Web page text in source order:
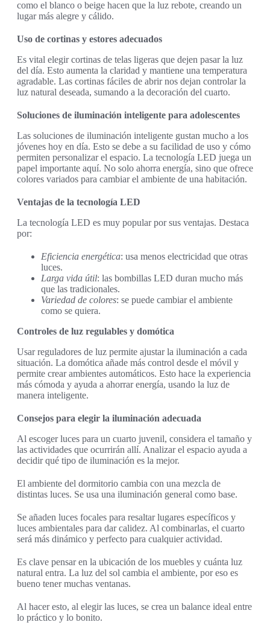
como el blanco o beige hacen que la luz rebote, creando un
lugar más alegre y cálido.
Uso de cortinas y estores adecuados
Es vital elegir cortinas de telas ligeras que dejen pasar la luz
del día. Esto aumenta la claridad y mantiene una temperatura
agradable. Las cortinas fáciles de abrir nos dejan controlar la
luz natural deseada, sumando a la decoración del cuarto.
Soluciones de iluminación inteligente para adolescentes
Las soluciones de iluminación inteligente gustan mucho a los
jóvenes hoy en día. Esto se debe a su facilidad de uso y cómo
permiten personalizar el espacio. La tecnología LED juega un
papel importante aquí. No solo ahorra energía, sino que ofrece
colores variados para cambiar el ambiente de una habitación.
Ventajas de la tecnología LED
La tecnología LED es muy popular por sus ventajas. Destaca
por:
Eficiencia energética: usa menos electricidad que otras
luces.
Larga vida útil: las bombillas LED duran mucho más
que las tradicionales.
Variedad de colores: se puede cambiar el ambiente
como se quiera.
Controles de luz regulables y domótica
Usar reguladores de luz permite ajustar la iluminación a cada
situación. La domótica añade más control desde el móvil y
permite crear ambientes automáticos. Esto hace la experiencia
más cómoda y ayuda a ahorrar energía, usando la luz de
manera inteligente.
Consejos para elegir la iluminación adecuada
Al escoger luces para un cuarto juvenil, considera el tamaño y
las actividades que ocurrirán allí. Analizar el espacio ayuda a
decidir qué tipo de iluminación es la mejor.
El ambiente del dormitorio cambia con una mezcla de
distintas luces. Se usa una iluminación general como base.
Se añaden luces focales para resaltar lugares específicos y
luces ambientales para dar calidez. Al combinarlas, el cuarto
será más dinámico y perfecto para cualquier actividad.
Es clave pensar en la ubicación de los muebles y cuánta luz
natural entra. La luz del sol cambia el ambiente, por eso es
bueno tener muchas ventanas.
Al hacer esto, al elegir las luces, se crea un balance ideal entre
lo práctico y lo bonito.